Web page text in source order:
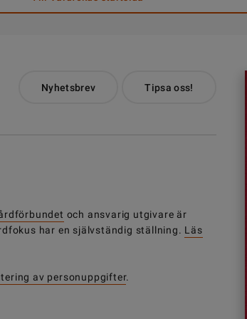
Nyhetsbrev Tipsa oss!
och ansvarig utgivare är
har en självständig ställning. Läs
av personuppgifter.